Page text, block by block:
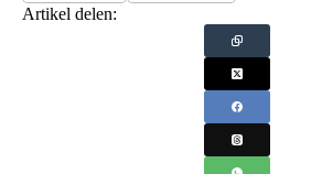
Artikel delen: